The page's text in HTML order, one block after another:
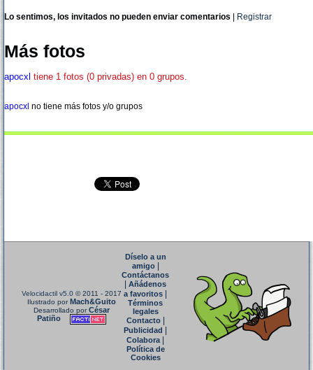
Lo sentimos, los invitados no pueden enviar comentarios Registrar
Más fotos
apocxl tiene 1 fotos (0 privadas) en 0 grupos.
apocxl no tiene más fotos y/o grupos
Velocidactil v5.0 © 2011 - 2017
Ilustrado porMach&Guito
Desarrollado porCésar
Patiño
Díselo a un
amigo|
Contáctanos
Añádenos
a favoritos
Términos
legales
Contacto|
Publicidad
Colabora|
Política de
Cookies